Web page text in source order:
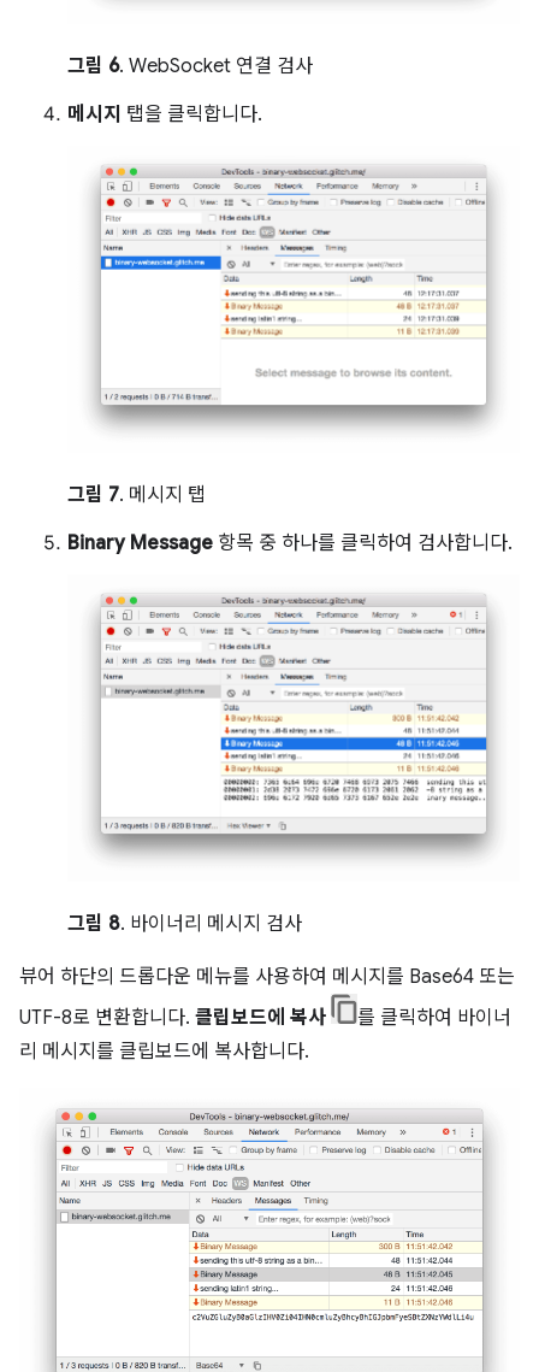
그림 6. WebSocket 연결 검사
메시지 탭을 클릭합니다.
그림 7. 메시지 탭
Binary Message 항목 중 하나를 클릭하여 검사합니다.
그림 8. 바이너리 메시지 검사
뷰어 하단의 드롭다운 메뉴를 사용하여 메시지를 Base64 또는
UTF-8로 변환합니다. 클립보드에 복사
를 클릭하여 바이너
리 메시지를 클립보드에 복사합니다.